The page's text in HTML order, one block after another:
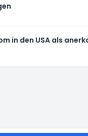
in den USA als
Einstellungen